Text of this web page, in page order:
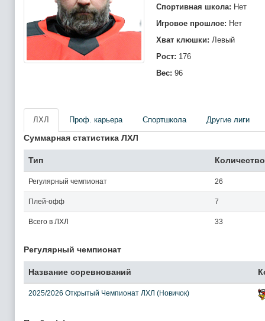
Спортивная школа: Нет
Игровое прошлое: Нет
Хват клюшки: Левый
Рост: 176
Вес: 96
ЛХЛ Проф. карьера Спортшкола Другие лиги
Суммарная статистика ЛХЛ
Тип
Регулярный чемпионат 26
Плей-офф 7
Всего в ЛХЛ 33
Регулярный чемпионат
Название соревнований
2025/2026 Открытый Чемпионат ЛХЛ (Новичок)